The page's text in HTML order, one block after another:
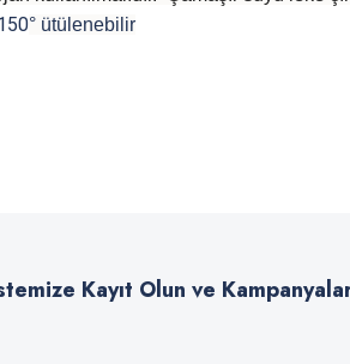
° ütülenebilir
hatalar bulunuyor.
sitelerden daha pahalı.
Kayıt Olun ve